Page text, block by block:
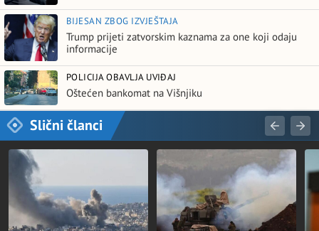
BIJESAN ZBOG IZVJEŠTAJA
Trump prijeti zatvorskim kaznama za one koji odaju
informacije
POLICIJA OBAVLJA UVIĐAJ
Oštećen bankomat na Višnjiku
Slični članci